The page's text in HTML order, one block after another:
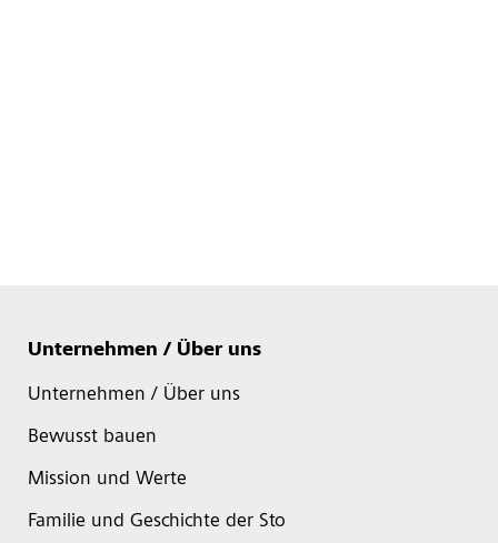
Unternehmen / Über uns
Unternehmen / Über uns
Bewusst bauen
Mission und Werte
Familie und Geschichte der Sto